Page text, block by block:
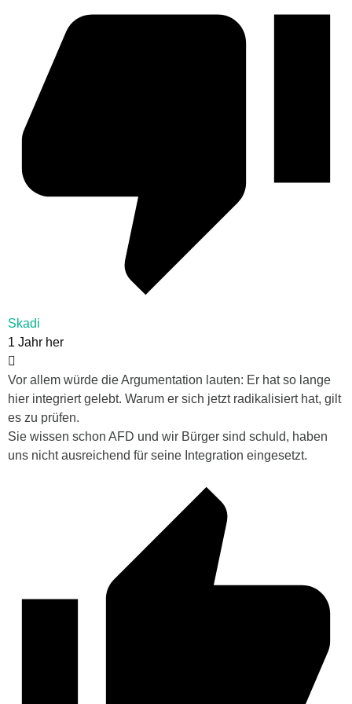
Skadi
1 Jahr her
Vor allem würde die Argumentation lauten: Er hat so lange
hier integriert gelebt. Warum er sich jetzt radikalisiert hat, gilt
es zu prüfen.
Sie wissen schon AFD und wir Bürger sind schuld, haben
uns nicht ausreichend für seine Integration eingesetzt.